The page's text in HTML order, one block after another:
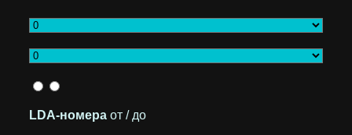
LDA-номера от / до